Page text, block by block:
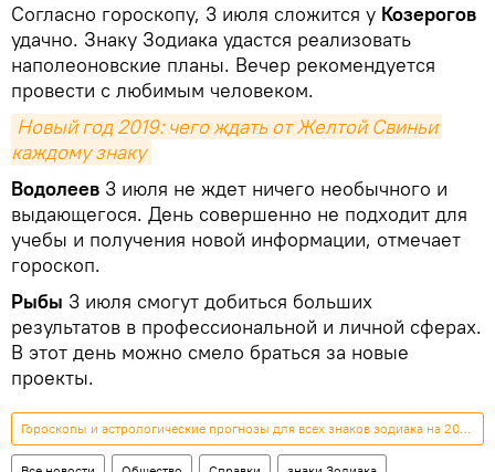
Согласно гороскопу, 3 июля сложится у Козерогов
удачно. Знаку Зодиака удастся реализовать
наполеоновские планы. Вечер рекомендуется
провести с любимым человеком.
Новый год 2019: чего ждать от Желтой Свиньи
каждому знаку
Водолеев 3 июля не ждет ничего необычного и
выдающегося. День совершенно не подходит для
учебы и получения новой информации, отмечает
гороскоп.
Рыбы 3 июля смогут добиться больших
результатов в профессиональной и личной сферах.
В этот день можно смело браться за новые
проекты.
Гороскопы и астрологические прогнозы для всех знаков зодиака на 2026 год